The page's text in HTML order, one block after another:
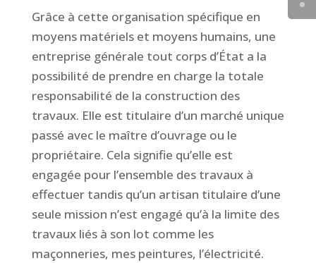
Grâce à cette organisation spécifique en
moyens matériels et moyens humains, une
entreprise générale tout corps d’État a la
possibilité de prendre en charge la totale
responsabilité de la construction des
travaux. Elle est titulaire d’un marché unique
passé avec le maître d’ouvrage ou le
propriétaire. Cela signifie qu’elle est
engagée pour l’ensemble des travaux à
effectuer tandis qu’un artisan titulaire d’une
seule mission n’est engagé qu’à la limite des
travaux liés à son lot comme les
maçonneries, mes peintures, l’électricité.